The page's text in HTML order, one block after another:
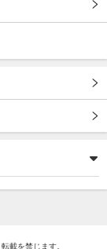
載を禁じます。